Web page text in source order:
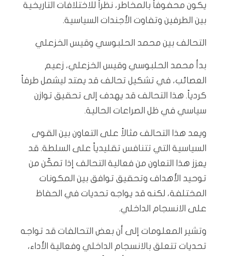
يكون محفوفاً بالمخاطر، نظراً للاختلافات التاريخية
بين الطرفين وتفاوت الأجندات السياسية.
التحالف بين محمد الحلبوسي وقيس الخزعلي
بدأ محمد الحلبوسي وقيس الخزعلي، زعيم
العصائب، في تشكيل تحالف قد يمتد ليشمل طرفاً
كردياً. هذا التحالف قد يهدف إلى تحقيق توازن
سياسي في ظل الصراعات الحالية.
ويعد هذا التحالف مثالاً على التعاون بين القوى
السياسية التي تتنافس تقليدياً على السلطة. قد
يعزز هذا التعاون من فعالية التحالف إذا تمكّن من
توحيد الأهداف وتحقيق توافق بين المكونات
المختلفة، لكنه قد يواجه تحديات في الحفاظ
على الانسجام الداخلي.
وتشير المعلومات إلى أن بعض التحالفات قد تواجه
تحديات تتعلق بالانسجام الداخلي وفعالية الأداء،